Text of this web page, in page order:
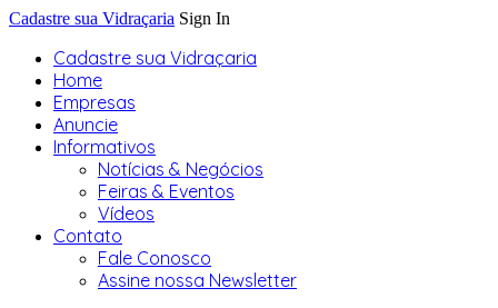
Cadastre sua Vidraçaria Sign In
Cadastre sua Vidraçaria
Home
Empresas
Anuncie
Informativos
Notícias & Negócios
Feiras & Eventos
Vídeos
Contato
Fale Conosco
Assine nossa Newsletter